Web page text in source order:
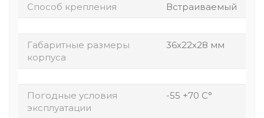
Способ крепления Встраиваемый
Габаритные размеры
корпуса
36x22x28 мм
Погодные условия
эксплуатации
-55 +70 С°